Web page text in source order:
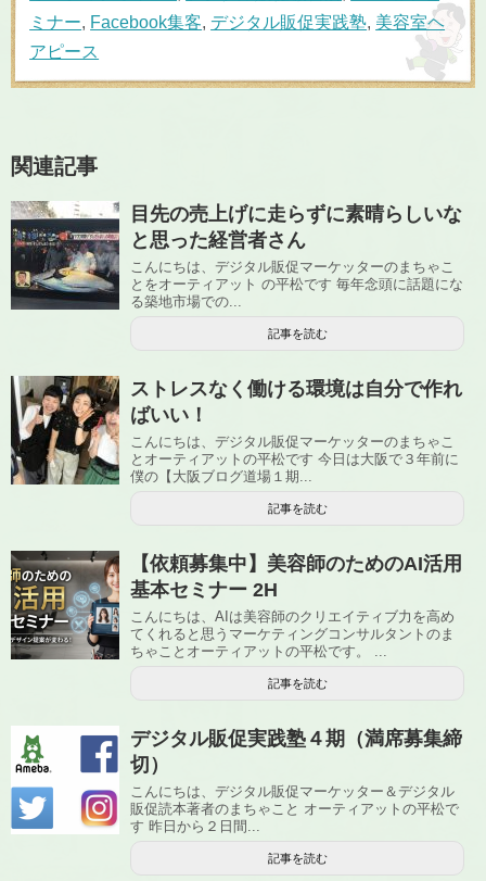
ミナー, Facebook集客, デジタル販促実践塾, 美容室ヘ
アピース
関連記事
目先の売上げに走らずに素晴らしいな
と思った経営者さん
こんにちは、デジタル販促マーケッターのまちゃこ
とをオーティアット の平松です 毎年念頭に話題にな
る築地市場での...
記事を読む
ストレスなく働ける環境は自分で作れ
ばいい！
こんにちは、デジタル販促マーケッターのまちゃこ
とオーティアットの平松です 今日は大阪で３年前に
僕の【大阪ブログ道場１期...
記事を読む
【依頼募集中】美容師のためのAI活用
基本セミナー 2H
こんにちは、AIは美容師のクリエイティブ力を高め
てくれると思うマーケティングコンサルタントのま
ちゃことオーティアットの平松です。 ...
記事を読む
デジタル販促実践塾４期（満席募集締
切）
こんにちは、デジタル販促マーケッター＆デジタル
販促読本著者のまちゃこと オーティアットの平松で
す 昨日から２日間...
記事を読む